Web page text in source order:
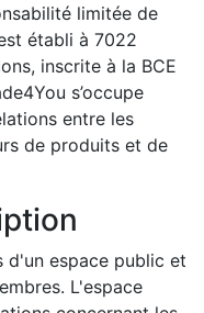
limitée de
établi à 7022
inscrite à la BCE
s’occupe
entre les
de produits et de
d'un espace public et
L'espace